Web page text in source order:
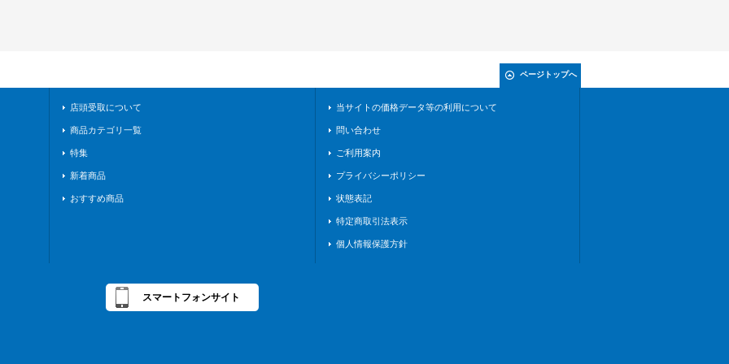
ページトップへ
店頭受取について
商品カテゴリ一覧
特集
新着商品
おすすめ商品
当サイトの価格データ等の利用について
問い合わせ
ご利用案内
プライバシーポリシー
状態表記
特定商取引法表示
個人情報保護方針
スマートフォンサイト